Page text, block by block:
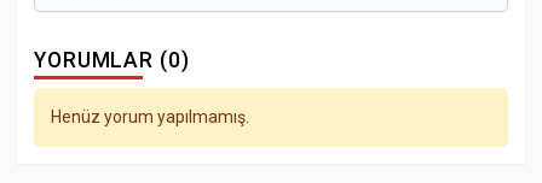
YORUMLAR (0)
Henüz yorum yapılmamış.